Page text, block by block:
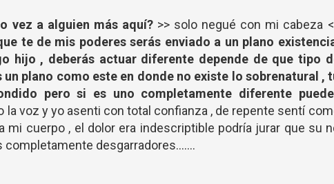
vez a alguien más aquí?>> solo negué con mi cabeza
te de mis poderes serás enviado a un plano
hijo , deberás actuar diferente depende de que tipo
un plano como este en donde no existe lo sobrenatural ,
pero si es uno completamente diferente
la voz y yo asenti con total confianza , de repente sentí
mi cuerpo , el dolor era indescriptible podría jurar que su
completamente desgarradores.......